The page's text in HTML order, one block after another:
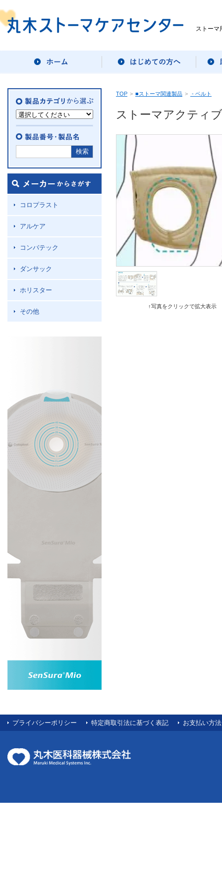
ストーマ
コロプラスト
アルケア
コンバテック
ダンサック
ホリスター
その他
TOP > ■ストーマ関連製品 > - ベルト
ストーマアクティ
↑写真をクリックで拡大表示
プライバシーポリシー 特定商取引法に基づく表記 お支払い方